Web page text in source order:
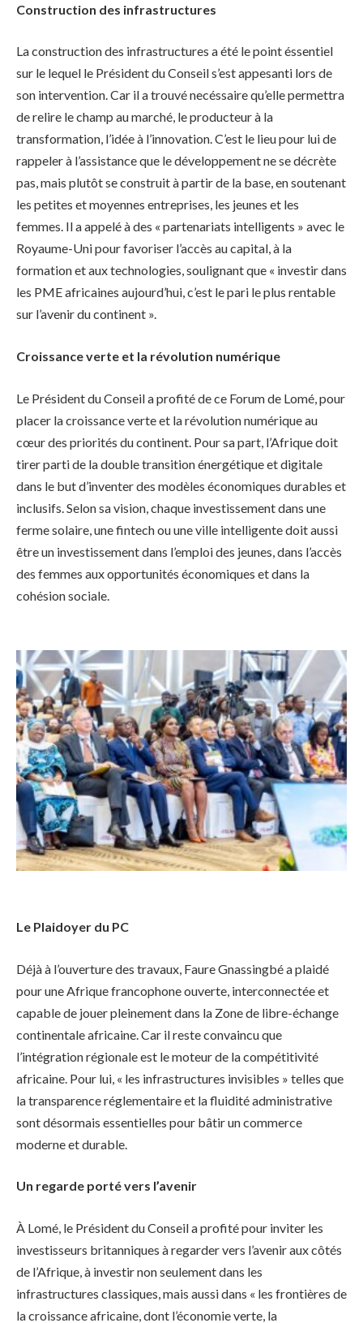
Construction des infrastructures
La construction des infrastructures a été le point éssentiel
sur le lequel le Président du Conseil s’est appesanti lors de
son intervention. Car il a trouvé necéssaire qu’elle permettra
de relire le champ au marché, le producteur à la
transformation, l’idée à l’innovation. C’est le lieu pour lui de
rappeler à l’assistance que le développement ne se décrète
pas, mais plutôt se construit à partir de la base, en soutenant
les petites et moyennes entreprises, les jeunes et les
femmes. Il a appelé à des « partenariats intelligents » avec le
Royaume-Uni pour favoriser l’accès au capital, à la
formation et aux technologies, soulignant que « investir dans
les PME africaines aujourd’hui, c’est le pari le plus rentable
sur l’avenir du continent ».
Croissance verte et la révolution numérique
Le Président du Conseil a profité de ce Forum de Lomé, pour
placer la croissance verte et la révolution numérique au
cœur des priorités du continent. Pour sa part, l’Afrique doit
tirer parti de la double transition énergétique et digitale
dans le but d’inventer des modèles économiques durables et
inclusifs. Selon sa vision, chaque investissement dans une
ferme solaire, une fintech ou une ville intelligente doit aussi
être un investissement dans l’emploi des jeunes, dans l’accès
des femmes aux opportunités économiques et dans la
cohésion sociale.
Le Plaidoyer du PC
Déjà à l’ouverture des travaux, Faure Gnassingbé a plaidé
pour une Afrique francophone ouverte, interconnectée et
capable de jouer pleinement dans la Zone de libre-échange
continentale africaine. Car il reste convaincu que
l’intégration régionale est le moteur de la compétitivité
africaine. Pour lui, « les infrastructures invisibles » telles que
la transparence réglementaire et la fluidité administrative
sont désormais essentielles pour bâtir un commerce
moderne et durable.
Un regarde porté vers l’avenir
À Lomé, le Président du Conseil a profité pour inviter les
investisseurs britanniques à regarder vers l’avenir aux côtés
de l’Afrique, à investir non seulement dans les
infrastructures classiques, mais aussi dans « les frontières de
la croissance africaine, dont l’économie verte, la